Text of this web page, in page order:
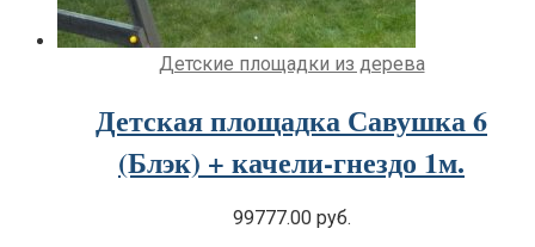
Детские площадки из дерева
Детская площадка Савушка 6
(Блэк) + качели-гнездо 1м.
99777.00 руб.